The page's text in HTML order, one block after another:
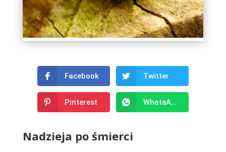
Facebook Twitter
Pinterest WhatsApp
Nadzieja po śmierci